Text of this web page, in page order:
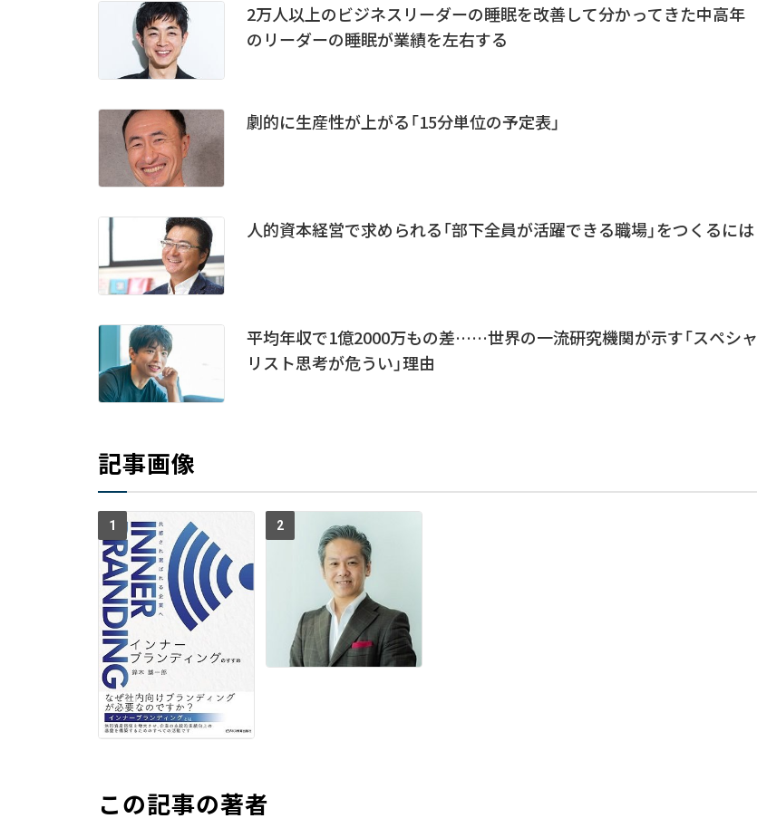
2万人以上のビジネスリーダーの睡眠を改善して分かってきた中高年
のリーダーの睡眠が業績を左右する
劇的に生産性が上がる「15分単位の予定表」
人的資本経営で求められる「部下全員が活躍できる職場」をつくるには
平均年収で1億2000万もの差……世界の一流研究機関が示す「スペシャ
リスト思考が危うい」理由
記事画像
1 2
この記事の著者